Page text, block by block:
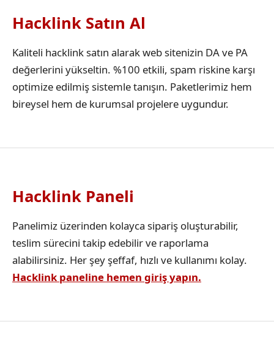
Hacklink Satın Al
Kaliteli hacklink satın alarak web sitenizin DA ve PA
değerlerini yükseltin. %100 etkili, spam riskine karşı
optimize edilmiş sistemle tanışın. Paketlerimiz hem
bireysel hem de kurumsal projelere uygundur.
Hacklink Paneli
Panelimiz üzerinden kolayca sipariş oluşturabilir,
teslim sürecini takip edebilir ve raporlama
alabilirsiniz. Her şey şeffaf, hızlı ve kullanımı kolay.
Hacklink paneline hemen giriş yapın.